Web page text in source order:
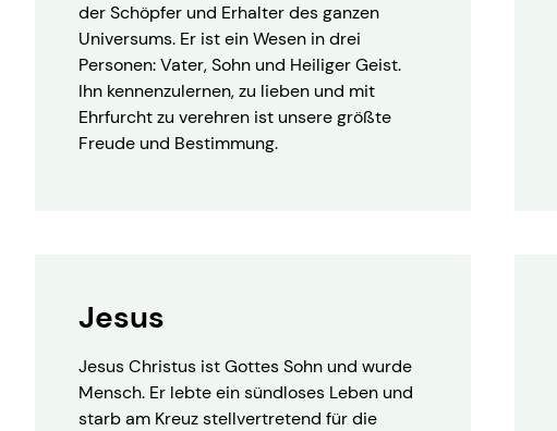
der Schöpfer und Erhalter des ganzen
Universums. Er ist ein Wesen in drei
Personen: Vater, Sohn und Heiliger Geist.
Ihn kennenzulernen, zu lieben und mit
Ehrfurcht zu verehren ist unsere größte
Freude und Bestimmung.
Jesus
Jesus Christus ist Gottes Sohn und wurde
Mensch. Er lebte ein sündloses Leben und
starb am Kreuz stellvertretend für die